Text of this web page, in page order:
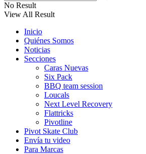
No Result
View All Result
Inicio
Quiénes Somos
Noticias
Secciones
Caras Nuevas
Six Pack
BBQ team session
Loucals
Next Level Recovery
Flattricks
Pivotline
Pivot Skate Club
Envía tu video
Para Marcas